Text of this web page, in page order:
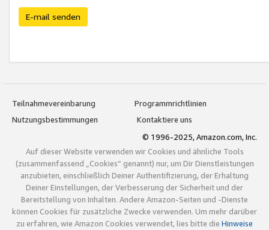
E-mail senden
Teilnahmevereinbarung
Programmrichtlinien
Nutzungsbestimmungen
Kontaktiere uns
© 1996-2025, Amazon.com, Inc.
Auf dieser Website verwenden wir Cookies und ähnliche Tools
(zusammenfassend „Cookies“ genannt) nur, um Dir Dienstleistungen
anzubieten, einschließlich Deiner Authentifizierung, der Erhaltung
Deiner Einstellungen, der Verbesserung der Sicherheit und der
Bereitstellung von Inhalten. Andere Amazon-Seiten und -Dienste
können Cookies für zusätzliche Zwecke verwenden. Um mehr darüber
zu erfahren, wie Amazon Cookies verwendet, lies bitte die Hinweise